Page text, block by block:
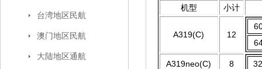
台湾地区民航
澳门地区民航
大陆地区通航
机型 小计
A319(C) 12
A319neo(C) 8